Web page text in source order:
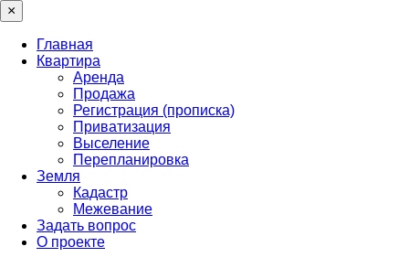
×
Главная
Квартира
Аренда
Продажа
Регистрация (прописка)
Приватизация
Выселение
Перепланировка
Земля
Кадастр
Межевание
Задать вопрос
О проекте